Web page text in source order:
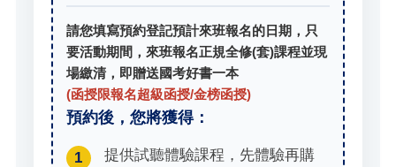
請您填寫預約登記預計來班報名的日期，只
要活動期間，來班報名正規全修(套)課程並現
場繳清，即贈送國考好書一本
(函授限報名超級函授/金榜函授)
預約後，您將獲得：
1 提供試聽體驗課程，先體驗再購